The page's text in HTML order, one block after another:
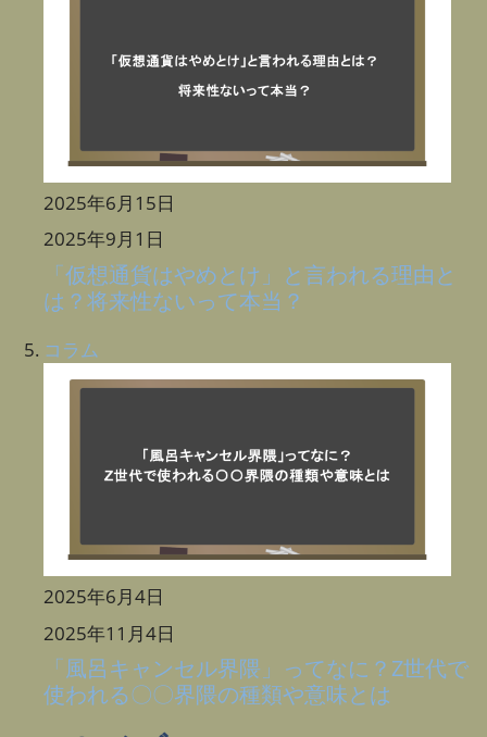
2025年6月15日
2025年9月1日
「仮想通貨はやめとけ」と言われる理由と
は？将来性ないって本当？
コラム
2025年6月4日
2025年11月4日
「風呂キャンセル界隈」ってなに？Z世代で
使われる〇〇界隈の種類や意味とは